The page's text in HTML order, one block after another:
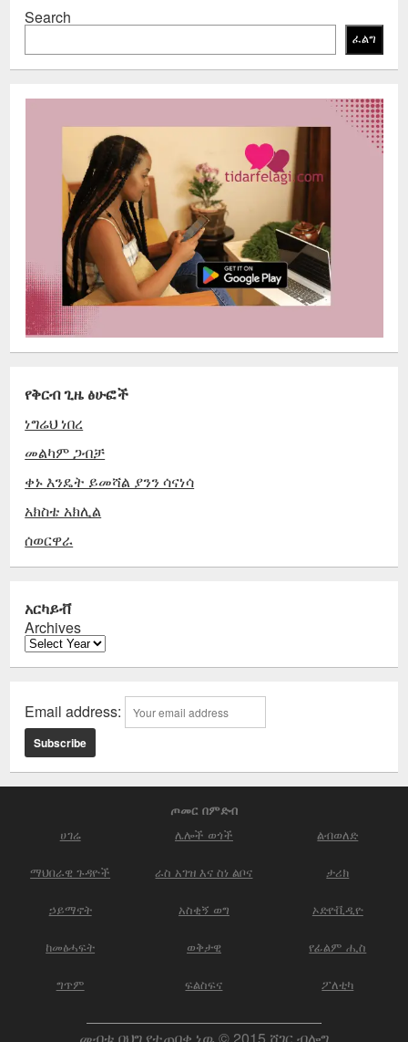
Search
ፈልግ
የቅርብ ጊዜ ፅሁፎች
ነግሬህ ነበረ
መልካም ጋብቻ
ቀኑ እንዴት ይመሻል ያንን ሳናነሳ
አክስቴ አክሊል
ሰወርዋራ
አርካይቭ
Archives
Email address:
ጦመር በምድብ
ሀገሬ ሌሎች ወጎች ልብወለድ
ማህበራዊ ጉዳዮች ራስ አገዝ እና ስነ ልቦና ታሪክ
ኃይማኖት አስቂኝ ወግ ኦድዮቪዲዮ
ከመፅሓፍት ወቅታዊ የፊልም ሒስ
ግጥም ፍልስፍና ፖለቲካ
መብቱ በህግ የተጠበቀ ነዉ © 2015 ሸገር ብሎግ